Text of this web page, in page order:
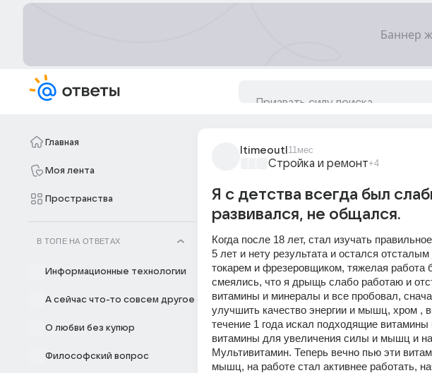
Главная
Моя лента
Пространства
В ТОПЕ НА ОТВЕТАХ
Информационные технологии
А сейчас что-то совсем другое
О любви без купюр
Философский вопрос
ltimeoutl 11мес
Стройка и ремонт+4
Я с детства всегда был
развивался, не общался.
Когда после 18 лет, стал изучать
5 лет и нету результата и остался
токарем и фрезеровщиком, тяжелая
смеялись, что я дрыщь слабо работаю и
витамины и минералы и все пробовал,
улучшить качество энергии и мышц, хром ,
течение 1 года искал подходящие
витамины для увеличения силы и мышц и
Мультивитамин. Теперь вечно пью эти
мышц, на работе стал активнее работать,